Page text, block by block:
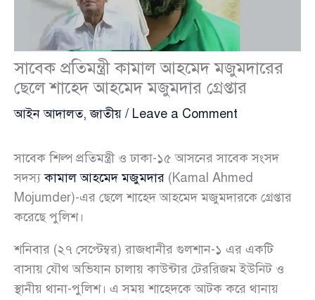
সাবেক প্রতিমন্ত্রী কামাল আহমেদ মজুমদারের
ছেলে শাহেদ আহমেদ মজুমদার গ্রেপ্তার
আইন আদালত,জাতীয় / Leave a Comment
সাবেক শিল্প প্রতিমন্ত্রী ও ঢাকা-১৫ আসনের সাবেক সংসদ
সদস্যকামাল আহমেদ মজুমদার (Kamal Ahmed
Mojumder)-এর ছেলে শাহেদ আহমেদ মজুমদারকে গ্রেপ্তার
করেছে পুলিশ।
শনিবার (২৭ সেপ্টেম্বর) রাজধানীর গুলশান-১ এর একটি
বাসায় যৌথ অভিযান চালায় কাউন্টার টেররিজম ইউনিট ও
স্থানীয় থানা-পুলিশ। এ সময় শাহেদকে আটক করে থানায়